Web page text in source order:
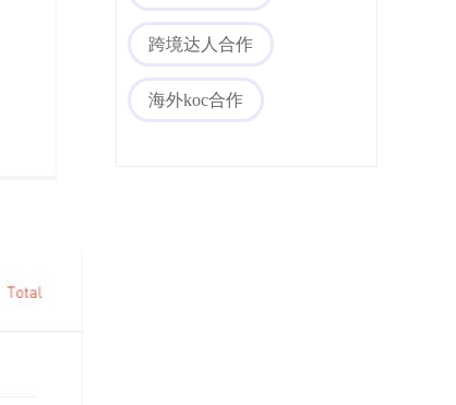
跨境达人合作
海外koc合作